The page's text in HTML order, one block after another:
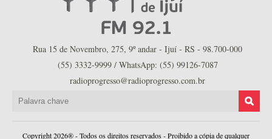
Rua 15 de Novembro, 275, 9º andar - Ijuí - RS - 98.700-000
(55) 3332-9999 / WhatsApp: (55) 99126-7087
radioprogresso@radioprogresso.com.br
Copyright 2026® - Todos os direitos reservados - Proibido a cópia de qualquer